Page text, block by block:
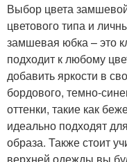
Выбор цвета
цветового типа и
замшевая юбка – это
подходит к любому
добавить яркости в
бордового, темно-
оттенки, такие как
идеально подходят
образа. Также стоит